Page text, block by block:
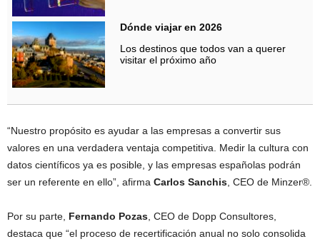
Dónde viajar en 2026
Los destinos que todos van a querer
visitar el próximo año
“Nuestro propósito es ayudar a las empresas a convertir sus
valores en una verdadera ventaja competitiva. Medir la cultura con
datos científicos ya es posible, y las empresas españolas podrán
ser un referente en ello”, afirma Carlos Sanchis , CEO de Minzer®.
Por su parte, Fernando Pozas , CEO de Dopp Consultores,
destaca que “el proceso de recertificación anual no solo consolida